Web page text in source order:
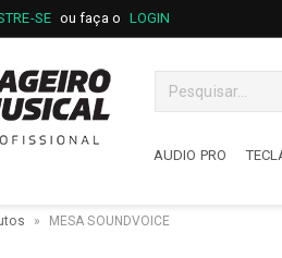
SE ou faça o LOGIN
AUDIO PRO
MESA SOUNDVOICE